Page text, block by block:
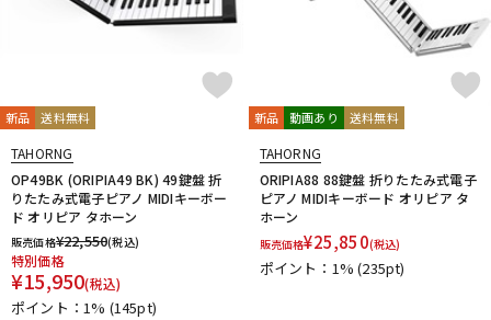
新品 送料無料
TAHORNG
OP49BK (ORIPIA49 BK) 49鍵盤 折
りたたみ式電子ピアノ MIDIキーボー
ド オリピア タホーン
販売価格¥22,550(税込)
特別価格
¥15,950(税込)
ポイント：1% (145pt)
新品 動画あり 送料無料
TAHORNG
ORIPIA88 88鍵盤 折りたたみ式電子
ピアノ MIDIキーボード オリピア タ
ホーン
販売価格¥25,850(税込)
ポイント：1%(235pt)